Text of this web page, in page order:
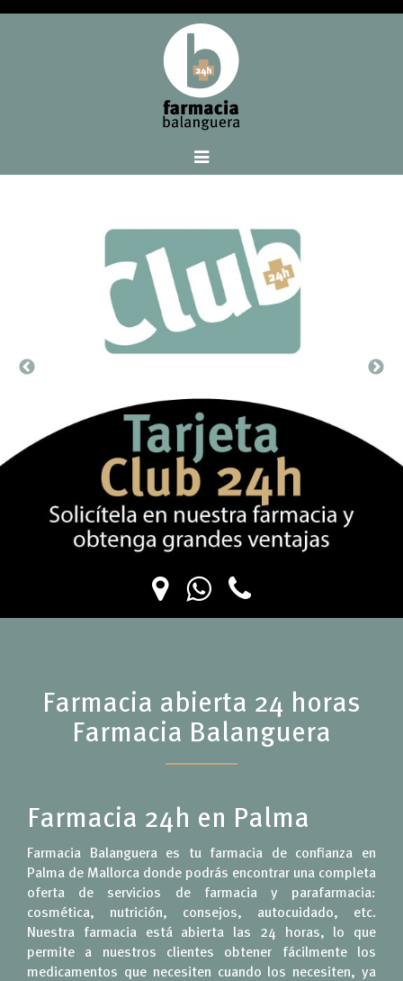
Farmacia abierta 24 horas
Farmacia Balanguera
Farmacia 24h en Palma
Farmacia Balanguera es tu farmacia de confianza en
Palma de Mallorca donde podrás encontrar una completa
oferta de servicios de farmacia y parafarmacia:
cosmética, nutrición, consejos, autocuidado, etc.
Nuestra farmacia está abierta las 24 horas, lo que
permite a nuestros clientes obtener fácilmente los
medicamentos que necesiten cuando los necesiten, ya